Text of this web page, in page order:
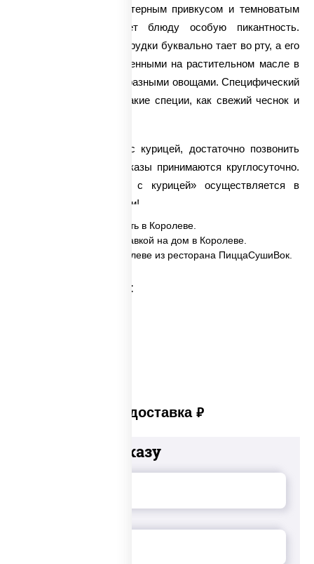
лапша обладает характерным привкусом и темноватым
оттенком, что придает блюду особую пикантность.
Нежное филе куриной грудки буквально тает во рту, а его
вкус оттеняется обжаренными на растительном масле в
сковороде вок разнообразными овощами. Специфический
вкус блюду придают такие специи, как свежий чеснок и
Чтобы заказать соба с курицей, достаточно позвонить
нашим операторам. Заказы принимаются круглосуточно.
«Соба с курицей» осуществляется в
самые кратчайшие сроки!
✅ Соба с курицей заказать в Королеве.
✅ Соба с курицей с доставкой на дом в Королеве.
✅ Соба с курицей в Королеве из ресторана ПиццаСушиВок.
Категории товара:
Платная доставка руб
Добавьте к заказу